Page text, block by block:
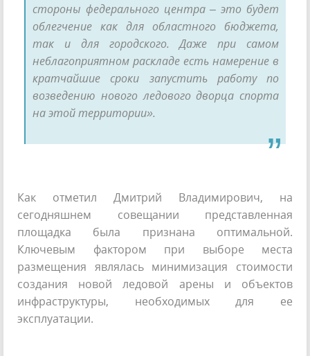
стороны федерального центра – это будет
облегчение как для областного бюджета,
так и для городского. Даже при самом
неблагоприятном раскладе есть намерение в
кратчайшие сроки запустить работу по
возведению нового ледового дворца спорта
на этой территории».
Как отметил Дмитрий Владимирович, на
сегодняшнем совещании представленная
площадка была признана оптимальной.
Ключевым фактором при выборе места
размещения являлась минимизация стоимости
создания новой ледовой арены и объектов
инфраструктуры, необходимых для ее
эксплуатации.